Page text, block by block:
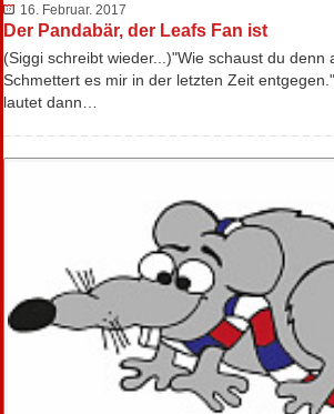
16. Februar. 2017
Der Pandabär, der Leafs Fan ist
(Siggi schreibt wieder...)"Wie schaust du denn
Schmettert es mir in der letzten Zeit
lautet dann…